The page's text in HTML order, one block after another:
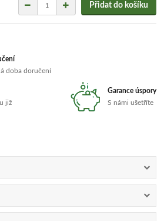
Přidat do košíku
doba doručení
již
Garance úspory
S námi ušetříte